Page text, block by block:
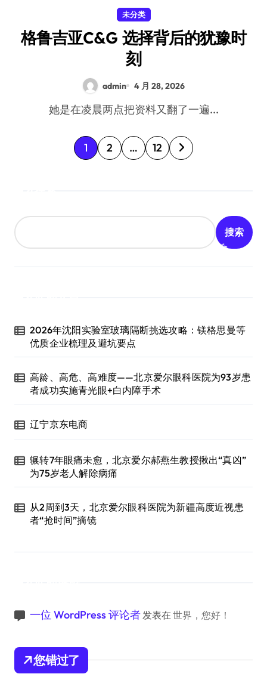
未分类
格鲁吉亚C&G 选择背后的犹豫时
刻
admin 4 月 28, 2026
她是在凌晨两点把资料又翻了一遍...
文
页
1 2 … 12
搜索
2026年沈阳实验室玻璃隔断挑选攻略：镁格思曼等
优质企业梳理及避坑要点
高龄、高危、高难度——北京爱尔眼科医院为93岁患
者成功实施青光眼+白内障手术
辽宁京东电商
辗转7年眼痛未愈，北京爱尔郝燕生教授揪出“真凶”
为75岁老人解除病痛
从2周到3天，北京爱尔眼科医院为新疆高度近视患
者“抢时间”摘镜
一位 WordPress 评论者 发表在 世界，您好！
您错过了